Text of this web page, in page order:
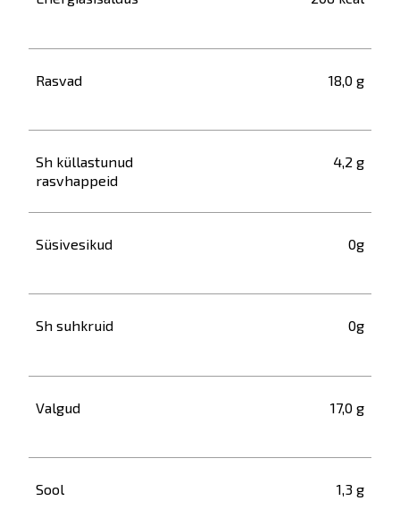
Rasvad 18,0 g
Sh küllastunud
rasvhappeid
4,2 g
Süsivesikud 0g
Sh suhkruid 0g
Valgud 17,0 g
Sool 1,3 g